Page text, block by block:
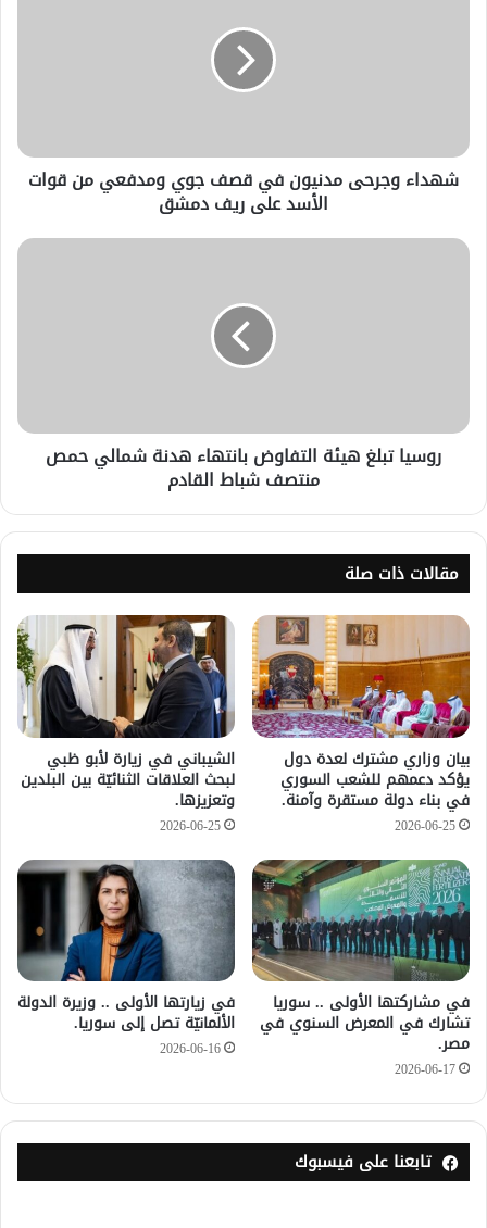
شهداء وجرحى مدنيون في قصف جوي ومدفعي من قوات
الأسد على ريف دمشق
روسيا تبلغ هيئة التفاوض بانتهاء هدنة شمالي حمص
منتصف شباط القادم
مقالات ذات صلة
بيان وزاري مشترك لعدة دول
يؤكد دعمهم للشعب السوري
في بناء دولة مستقرة وآمنة.
2026-06-25
الشيباني في زيارة لأبو ظبي
لبحث العلاقات الثنائيّة بين البلدين
وتعزيزها.
2026-06-25
في مشاركتها الأولى .. سوريا
تشارك في المعرض السنوي في
مصر.
2026-06-17
في زيارتها الأولى .. وزيرة الدولة
الألمانيّة تصل إلى سوريا.
2026-06-16
تابعنا على فيسبوك